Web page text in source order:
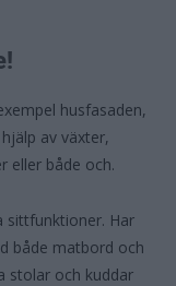
husfasaden,
av växter,
eller både och.
sittfunktioner. Har
både matbord och
stolar och kuddar